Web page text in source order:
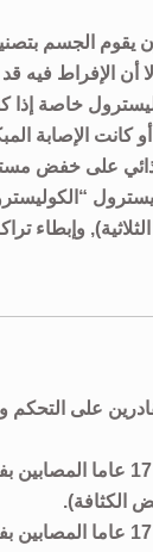
يقوم الجسم
أن الإفراط فيه
خاصة
الإصابة
وإبطاء
على
الأطفال الذين تتراوح
الكثافة).
الأطفال الذين تتراوح